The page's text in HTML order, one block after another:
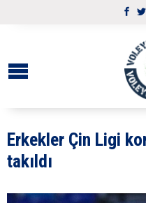
Erkekler Çin Ligi
takıldı